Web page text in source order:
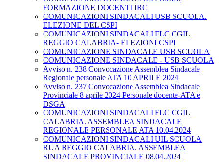
FORMAZIONE DOCENTI IRC
COMUNICAZIONI SINDACALI USB SCUOLA.
ELEZIONE DEL CSPI
COMUNICAZIONI SINDACALI FLC CGIL
REGGIO CALABRIA- ELEZIONI CSPI
COMUNICAZIONE SINDACALE USB SCUOLA
COMUNICAZIONE SINDACALE - USB SCUOLA
Avviso n. 238 Convocazione Assemblea Sindacale
Regionale personale ATA 10 APRILE 2024
Avviso n. 237 Convocazione Assemblea Sindacale
Provinciale 8 aprile 2024 Personale docente-ATA e
DSGA
COMUNICAZIONI SINDACALI FLC CGIL
CALABRIA. ASSEMBLEA SINDACALE
REGIONALE PERSONALE ATA 10.04.2024
COMUNICAZIONI SINDACALI UIL SCUOLA
RUA REGGIO CALABRIA. ASSEMBLEA
SINDACALE PROVINCIALE 08.04.2024